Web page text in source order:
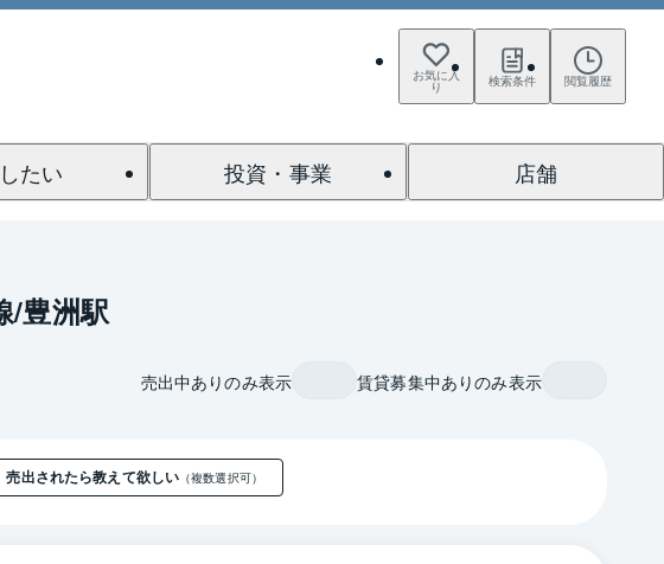
お気に入
り 検索条件 閲覧履歴
たい 投資・事業 店舗
/豊洲駅
売出中ありのみ表示 賃貸募集中ありのみ表示
売出されたら教えて欲しい （複数選択可）